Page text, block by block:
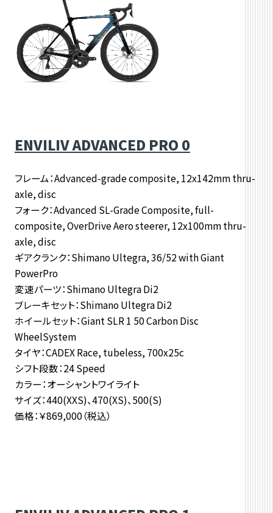
ENVILIV ADVANCED PRO 0
フレーム：Advanced-grade composite, 12x142mm thru-
axle, disc
フォーク：Advanced SL-Grade Composite, full-
composite, OverDrive Aero steerer, 12x100mm thru-
axle, disc
ギアクランク：Shimano Ultegra, 36/52 with Giant
PowerPro
変速パーツ：Shimano Ultegra Di2
ブレーキセット：Shimano Ultegra Di2
ホイールセット：Giant SLR 1 50 Carbon Disc
WheelSystem
タイヤ：CADEX Race, tubeless, 700x25c
シフト段数：24 Speed
カラー：オーシャントワイライト
サイズ：440(XXS)、470(XS)、500(S)
価格：￥869,000（税込）